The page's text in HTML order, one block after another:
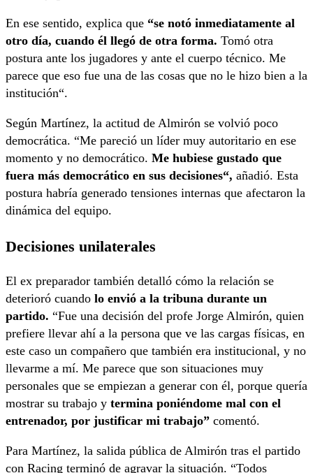
En ese sentido, explica que “se notó inmediatamente al
otro día, cuando él llegó de otra forma. Tomó otra
postura ante los jugadores y ante el cuerpo técnico. Me
parece que eso fue una de las cosas que no le hizo bien a la
institución“.
Según Martínez, la actitud de Almirón se volvió poco
democrática. “Me pareció un líder muy autoritario en ese
momento y no democrático. Me hubiese gustado que
fuera más democrático en sus decisiones“, añadió. Esta
postura habría generado tensiones internas que afectaron la
dinámica del equipo.
Decisiones unilaterales
El ex preparador también detalló cómo la relación se
deterioró cuando lo envió a la tribuna durante un
partido. “Fue una decisión del profe Jorge Almirón, quien
prefiere llevar ahí a la persona que ve las cargas físicas, en
este caso un compañero que también era institucional, y no
llevarme a mí. Me parece que son situaciones muy
personales que se empiezan a generar con él, porque quería
mostrar su trabajo y termina poniéndome mal con el
entrenador, por justificar mi trabajo” comentó.
Para Martínez, la salida pública de Almirón tras el partido
con Racing terminó de agravar la situación. “Todos